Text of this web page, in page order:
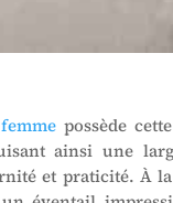
possède
ainsi une
et praticité. À